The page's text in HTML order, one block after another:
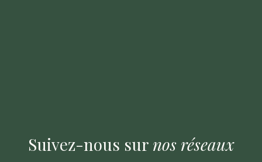
Suivez-nous sur nos réseaux